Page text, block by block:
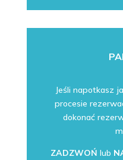
Jeśli napotkasz
procesie
dokonać
ZADZWOŃ lub